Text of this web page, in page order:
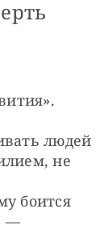
людей
не
боится
—